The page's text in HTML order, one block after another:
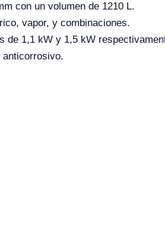
con un volumen de 1210 L.
vapor, y combinaciones.
de 1,1 kW y 1,5 kW